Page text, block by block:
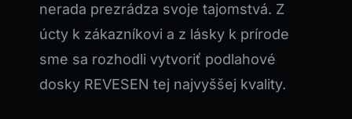
nerada prezrádza svoje tajomstvá. Z
úcty k zákazníkovi a z lásky k prírode
sme sa rozhodli vytvoriť podlahové
dosky REVESEN tej najvyššej kvality.